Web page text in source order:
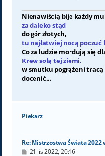
Nienawiścią bije każdy
za daleko stąd
do gór złotych,
tu najłatwiej nocą poczuć
Co za ludzie mordują się
Krew solą tej ziemi,
w smutku pogrążeni tracą
docenić...
Piekarz
Re: Mistrzostwa Świata 2022
P21 lis 2022, 20:16